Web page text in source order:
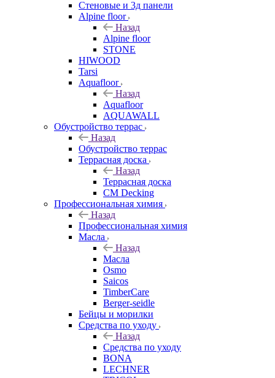
Стеновые и 3д панели
Alpine floor
Назад
Alpine floor
STONE
HIWOOD
Tarsi
Aquafloor
Назад
Aquafloor
AQUAWALL
Обустройство террас
Назад
Обустройство террас
Террасная доска
Назад
Террасная доска
CM Decking
Профессиональная химия
Назад
Профессиональная химия
Масла
Назад
Масла
Osmo
Saicos
TimberCare
Berger-seidle
Бейцы и морилки
Средства по уходу
Назад
Средства по уходу
BONA
LECHNER